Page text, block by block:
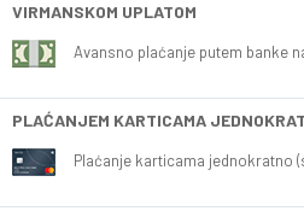
VIRMANSKOM UPLATOM
Avansno plaćanje putem banke
PLAĆANJEM KARTICAMA
Plaćanje karticama jednokratno